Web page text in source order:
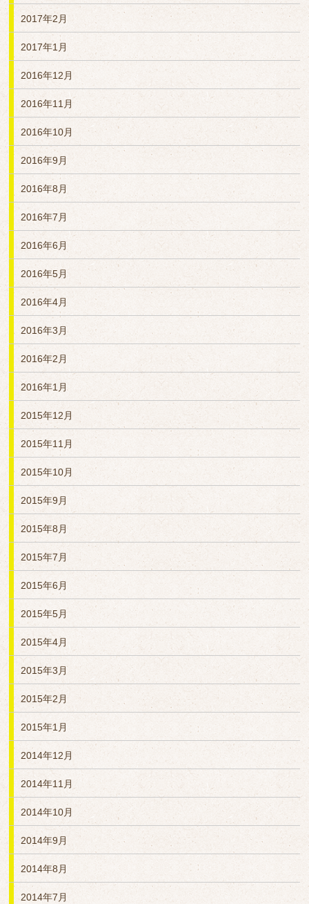
2017年2月
2017年1月
2016年12月
2016年11月
2016年10月
2016年9月
2016年8月
2016年7月
2016年6月
2016年5月
2016年4月
2016年3月
2016年2月
2016年1月
2015年12月
2015年11月
2015年10月
2015年9月
2015年8月
2015年7月
2015年6月
2015年5月
2015年4月
2015年3月
2015年2月
2015年1月
2014年12月
2014年11月
2014年10月
2014年9月
2014年8月
2014年7月